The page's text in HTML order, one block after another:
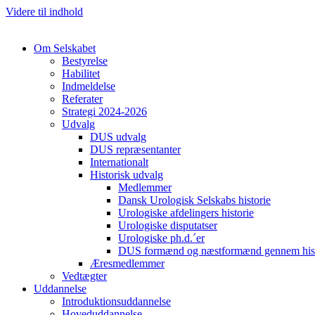
Videre til indhold
Om Selskabet
Bestyrelse
Habilitet
Indmeldelse
Referater
Strategi 2024-2026
Udvalg
DUS udvalg
DUS repræsentanter
Internationalt
Historisk udvalg
Medlemmer
Dansk Urologisk Selskabs historie
Urologiske afdelingers historie
Urologiske disputatser
Urologiske ph.d.´er
DUS formænd og næstformænd gennem
Æresmedlemmer
Vedtægter
Uddannelse
Introduktionsuddannelse